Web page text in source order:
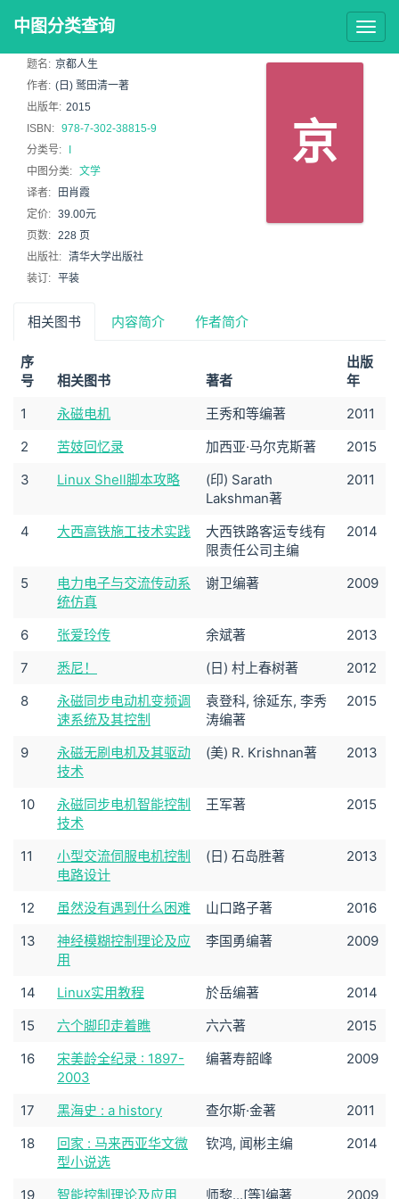
中图分类查询
京
题名: 京都人生
作者: (日) 鹫田清一著
出版年: 2015
ISBN: 978-7-302-38815-9
分类号:
中图分类: 文学
译者:
田肖霞
定价: 39.00元
页数: 228 页
出版社: 清华大学出版社
装订: 平装
相关图书 内容简介 作者简介
序
号
相关图书 著者
出版
年
1
永磁电机 王秀和等编著
2011
2
苦妓回忆录 加西亚·马尔克斯著
2015
3
Linux Shell脚本攻略
(印) Sarath
Lakshman著
2011
4 大西高铁施工技术实践
大西铁路客运专线有
限责任公司主编
2014
5
电力电子与交流传动系
统仿真
谢卫编著 2009
6 张爱玲传 余斌著
2013
7
悉尼！ (日) 村上春树著
2012
8
永磁同步电动机变频调
速系统及其控制
袁登科, 徐延东, 李秀
涛编著
2015
9
永磁无刷电机及其驱动
技术
(美) R. Krishnan著 2013
10
永磁同步电机智能控制
技术
王军著 2015
11
小型交流伺服电机控制
电路设计
(日) 石岛胜著 2013
12 虽然没有遇到什么困难 山口路子著
2016
13
神经模糊控制理论及应
用
李国勇编著 2009
14 Linux实用教程 於岳编著
2014
15
六个脚印走着瞧 六六著
2015
16
宋美龄全纪录 : 1897-
2003
编著寿韶峰 2009
17 黑海史 : a history 查尔斯·金著
2011
18
回家 : 马来西亚华文微
型小说选
钦鸿, 闻彬主编 2014
19 智能控制理论及应用 师黎...[等]编著 2009